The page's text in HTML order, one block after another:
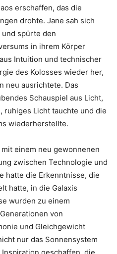
erschaffen, das die
drohte. Jane sah sich
spürte den
in ihrem Körper
Intuition und technischer
des Kolosses wieder her,
neu ausrichtete. Das
Schauspiel aus Licht,
ruhiges Licht tauchte und die
wiederherstellte.
einem neu gewonnenen
zwischen Technologie und
hatte die Erkenntnisse, die
hatte, in die Galaxis
wurden zu einem
von
und Gleichgewicht
nur das Sonnensystem
geschaffen, die